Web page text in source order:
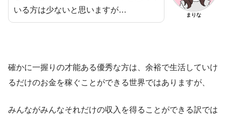
いる方は少ないと思いますが…
まりな
確かに一握りの才能ある優秀な方は、余裕で生活していけ
るだけのお金を稼ぐことができる世界ではありますが、
みんながみんなそれだけの収入を得ることができる訳では